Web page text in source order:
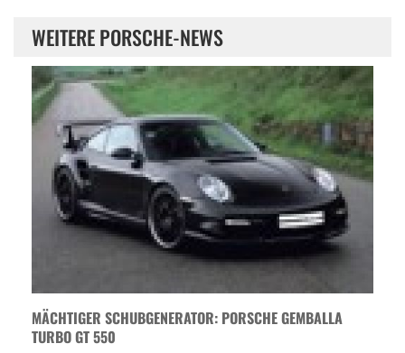
WEITERE PORSCHE-NEWS
MÄCHTIGER SCHUBGENERATOR: PORSCHE GEMBALLA
TURBO GT 550